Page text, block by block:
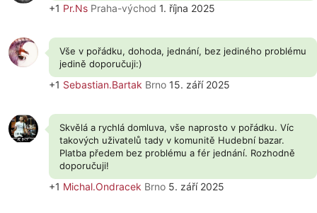
+1 Pr.Ns Praha-východ 1. října 2025
Vše v pořádku, dohoda, jednání, bez jediného problému
jedině doporučuji:)
+1 Sebastian.Bartak Brno 15. září 2025
Skvělá a rychlá domluva, vše naprosto v pořádku. Víc
takových uživatelů tady v komunitě Hudební bazar.
Platba předem bez problému a fér jednání. Rozhodně
doporučuji!
+1 Michal.Ondracek Brno 5. září 2025